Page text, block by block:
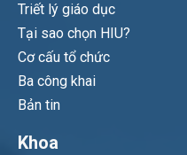
Triết lý giáo dục
Tại sao chọn HIU?
Cơ cấu tổ chức
Ba công khai
Bản tin
Khoa